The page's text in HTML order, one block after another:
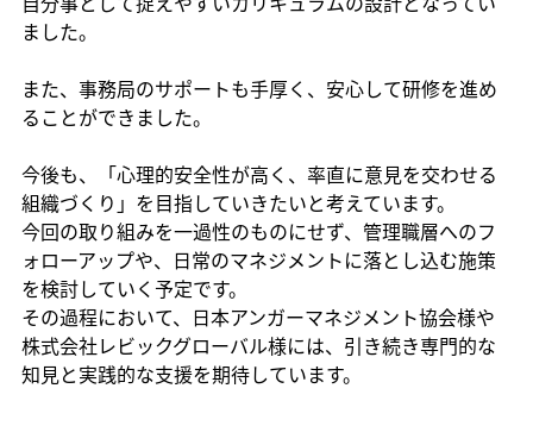
ました。
また、事務局のサポートも手厚く、安心して研修を進め
ることができました。
今後も、「心理的安全性が高く、率直に意見を交わせる
組織づくり」を目指していきたいと考えています。
今回の取り組みを一過性のものにせず、管理職層へのフ
ォローアップや、日常のマネジメントに落とし込む施策
を検討していく予定です。
その過程において、日本アンガーマネジメント協会様や
株式会社レビックグローバル様には、引き続き専門的な
知見と実践的な支援を期待しています。